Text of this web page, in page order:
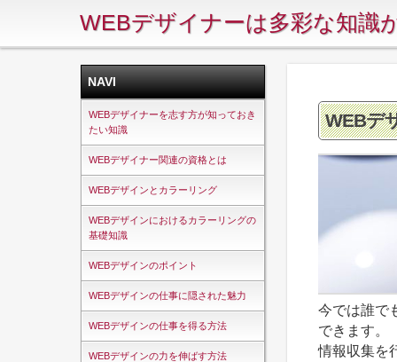
WEBデザイナーは多彩な知識
NAVI
WEBデザイナーを志す方が知っておき
たい知識
WEBデザイナー関連の資格とは
WEBデザインとカラーリング
WEBデザインにおけるカラーリングの
基礎知識
WEBデザインのポイント
WEBデザインの仕事に隠された魅力
WEBデザインの仕事を得る方法
WEBデザインの力を伸ばす方法
WEBデ
今では誰で
できます。
情報収集を